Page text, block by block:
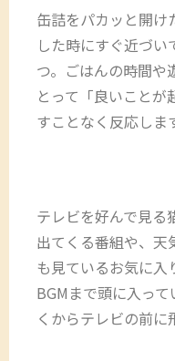
缶詰をパカッと開け
した時にすぐ近づ
つ。ごはんの時間や
とって「良いこと
すことなく反応しま
テレビを好んで見る
出てくる番組や、天
も見ているお気に入
BGMまで頭に入っ
くからテレビの前に